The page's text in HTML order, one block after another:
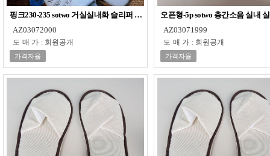
핑크230-235 sotwo 거실실내화 슬리퍼 실내 실내용슬리퍼 벨벳 여성
AZ03072000
도매가 : 회원공개
가격자율
오픈형-5p sotwo 층간소음 실내
AZ03071999
도매가 : 회원공개
가격자율